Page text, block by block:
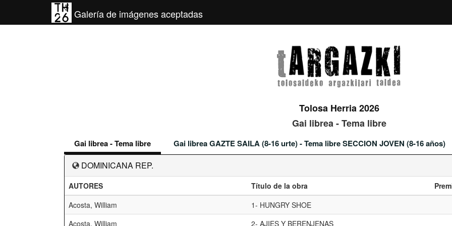
Galería de imágenes aceptadas
Tolosa Herria 2026
Gai librea - Tema libre
Gai librea - Tema libre Gai librea GAZTE SAILA (8-16 urte) - Tema libre SECCION JOVEN (8-16 años)
DOMINICANA REP.
AUTORES Título de la obra
Acosta, William
1- HUNGRY SHOE
Acosta, William
2- AJIES Y BERENJENAS